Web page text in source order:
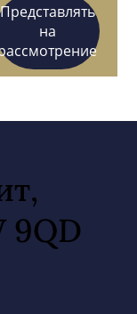
Представлять
на
9QD